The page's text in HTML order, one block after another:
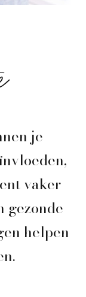
je
vaker
gezonde
helpen